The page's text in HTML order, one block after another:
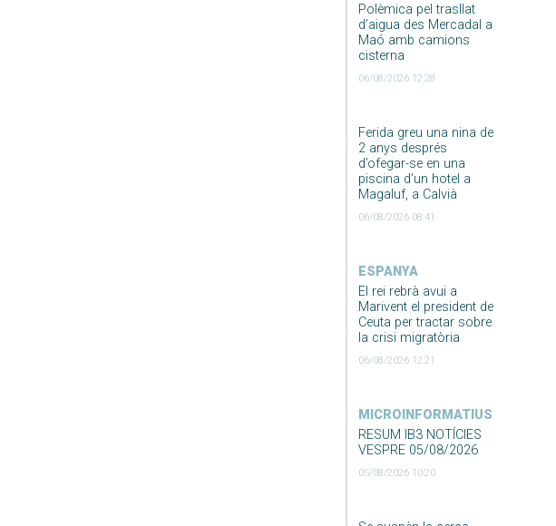
Polèmica pel trasllat
d’aigua des Mercadal a
Maó amb camions
cisterna
06/08/2026 12:28
Ferida greu una nina de
2 anys després
d’ofegar-se en una
piscina d’un hotel a
Magaluf, a Calvià
06/08/2026 08:41
ESPANYA
El rei rebrà avui a
Marivent el president de
Ceuta per tractar sobre
la crisi migratòria
06/08/2026 12:21
MICROINFORMATIUS
RESUM IB3 NOTÍCIES
VESPRE 05/08/2026
05/08/2026 10:20